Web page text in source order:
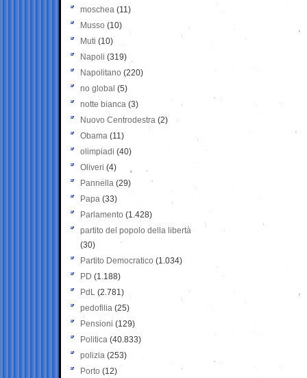
moschea (11)
Musso (10)
Muti (10)
Napoli (319)
Napolitano (220)
no global (5)
notte bianca (3)
Nuovo Centrodestra (2)
Obama (11)
olimpiadi (40)
Oliveri (4)
Pannella (29)
Papa (33)
Parlamento (1.428)
partito del popolo della libertà
(30)
Partito Democratico (1.034)
PD (1.188)
PdL (2.781)
pedofilia (25)
Pensioni (129)
Politica (40.833)
polizia (253)
Porto (12)